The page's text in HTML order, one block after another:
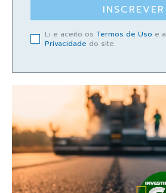
INSCREVER
Li e aceito os Termos de Uso e a
Privacidade do site.